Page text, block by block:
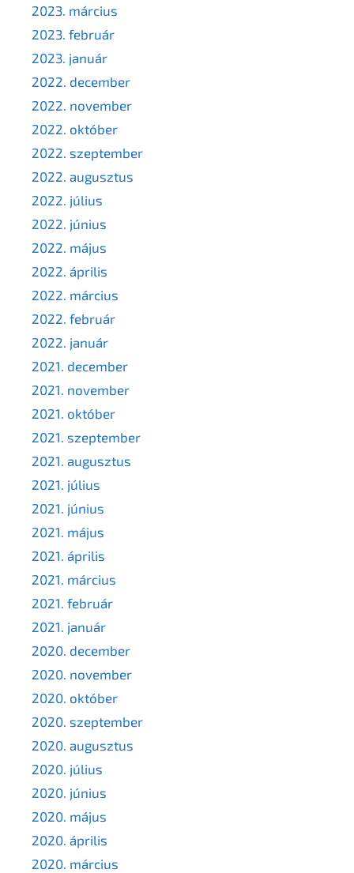
2023. március
2023. február
2023. január
2022. december
2022. november
2022. október
2022. szeptember
2022. augusztus
2022. július
2022. június
2022. május
2022. április
2022. március
2022. február
2022. január
2021. december
2021. november
2021. október
2021. szeptember
2021. augusztus
2021. július
2021. június
2021. május
2021. április
2021. március
2021. február
2021. január
2020. december
2020. november
2020. október
2020. szeptember
2020. augusztus
2020. július
2020. június
2020. május
2020. április
2020. március